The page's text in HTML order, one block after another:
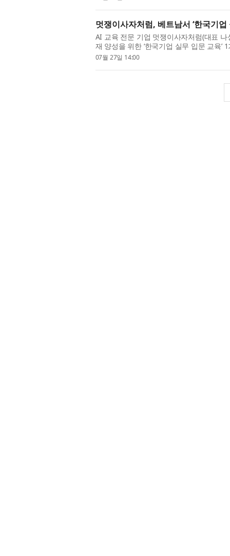
멋쟁이사자처럼, 베트남서 ‘한국기
AI 교육 전문 기업 멋쟁이사자처럼(대표
재 양성을 위한 ‘한국기업 실무 입문 교육
련된 한국기업 실무 온보딩 과정으로,
07월 27일 14:00